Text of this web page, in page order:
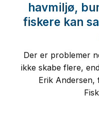
havmiljø,
fiskere kan
Der er problemer
ikke skabe flere,
Erik Andersen,